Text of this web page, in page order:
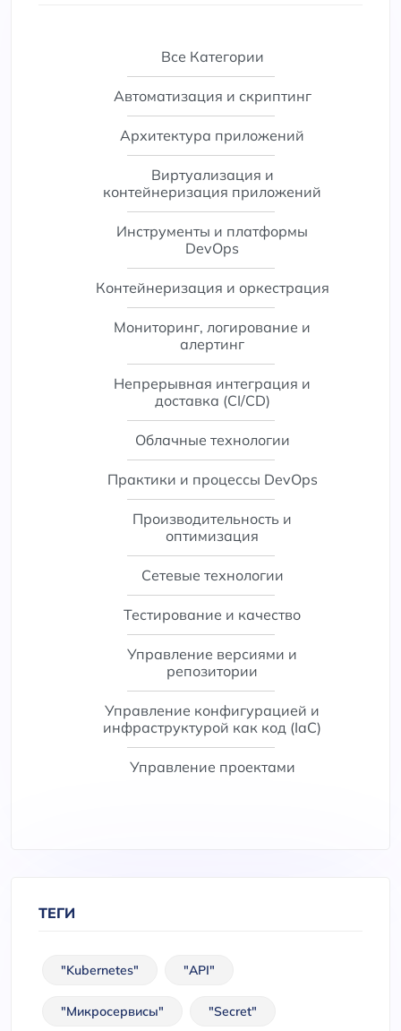
Все Категории
Автоматизация и скриптинг
Архитектура приложений
Виртуализация и
контейнеризация приложений
Инструменты и платформы
DevOps
Контейнеризация и оркестрация
Мониторинг, логирование и
алертинг
Непрерывная интеграция и
доставка (CI/CD)
Облачные технологии
Практики и процессы DevOps
Производительность и
оптимизация
Сетевые технологии
Тестирование и качество
Управление версиями и
репозитории
Управление конфигурацией и
инфраструктурой как код (IaC)
Управление проектами
ТЕГИ
"Kubernetes" "API"
"Микросервисы" "Secret"